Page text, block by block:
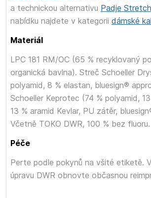
a technickou alternativu Padje
nabídku najdete v kategorii dámské
Materiál
LPC 181 RM/OC (65 % recyklovaný
organická bavlna). Streč Schoeller
polyamid, 8 % elastan, bluesign®
Schoeller Keprotec (74 % polyamid,
13 % aramid Kevlar, PU zátěr,
Včetně TOKO DWR, 100 % bez fluoru.
Péče
Perte podle pokynů na všité etiketě.
úpravu DWR obnovte občasnou